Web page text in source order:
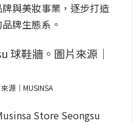
與美妝事業，逐步打造
牌生態系。
源｜MUSINSA
Store Seongsu